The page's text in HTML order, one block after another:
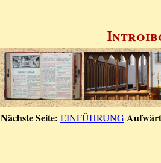
Nächste Seite: EINFÜHRUNG